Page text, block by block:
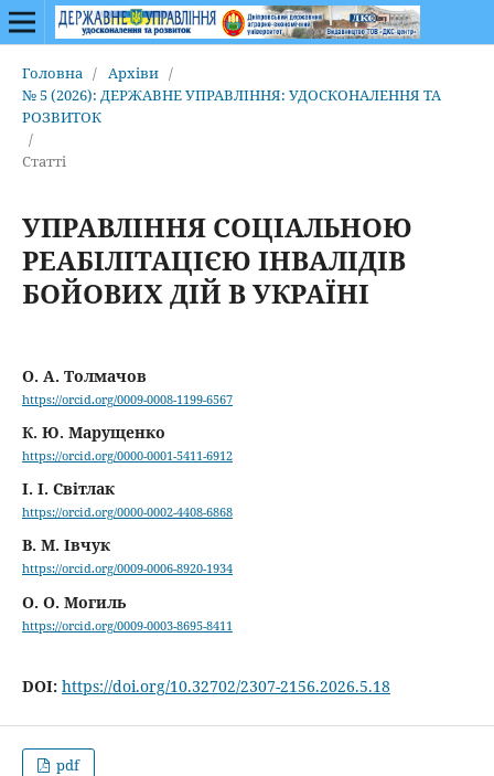
Головна / Архіви /
№ 5 (2026): ДЕРЖАВНЕ УПРАВЛІННЯ: УДОСКОНАЛЕННЯ ТА
РОЗВИТОК
/
Статті
УПРАВЛІННЯ СОЦІАЛЬНОЮ
РЕАБІЛІТАЦІЄЮ ІНВАЛІДІВ
БОЙОВИХ ДІЙ В УКРАЇНІ
О. А. Толмачов
https://orcid.org/0009-0008-1199-6567
К. Ю. Марущенко
https://orcid.org/0000-0001-5411-6912
І. І. Світлак
https://orcid.org/0000-0002-4408-6868
В. М. Івчук
https://orcid.org/0009-0006-8920-1934
О. О. Могиль
https://orcid.org/0009-0003-8695-8411
DOI: https://doi.org/10.32702/2307-2156.2026.5.18
pdf